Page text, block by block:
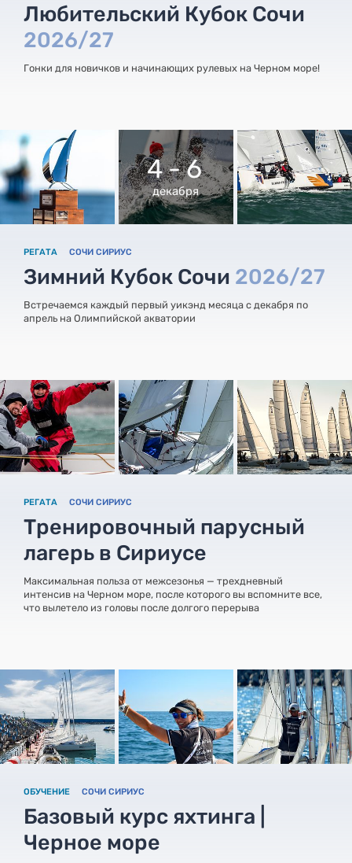
Любительский Кубок Сочи
2026/27
Гонки для новичков и начинающих рулевых на Черном море!
4 - 6
декабря
РЕГАТА СОЧИ СИРИУС
Зимний Кубок Сочи 2026/27
Встречаемся каждый первый уикэнд месяца с декабря по
апрель на Олимпийской акватории
РЕГАТА СОЧИ СИРИУС
Тренировочный парусный
лагерь в Сириусе
Максимальная польза от межсезонья — трехдневный
интенсив на Черном море, после которого вы вспомните все,
что вылетело из головы после долгого перерыва
ОБУЧЕНИЕ СОЧИ СИРИУС
Базовый курс яхтинга |
Черное море